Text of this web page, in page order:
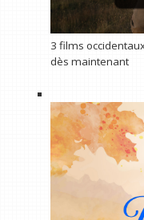
3 films
dès maintenant